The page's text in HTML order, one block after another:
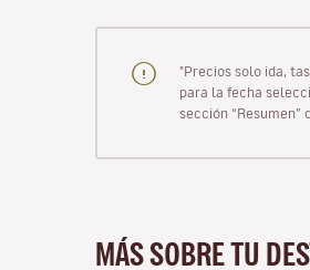
"Precios solo ida,
para la fecha
sección “Resumen”
MÁS SOBRE TU